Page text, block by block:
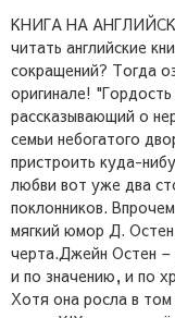
КНИГА НА
читать английские
сокращений? Тогда
оригинале!
рассказывающий о
семьи небогатого
пристроить куда-
любви вот уже два
поклонников.
мягкий юмор Д.
черта.Джейн Остен –
и по значению, и по
Хотя она росла в